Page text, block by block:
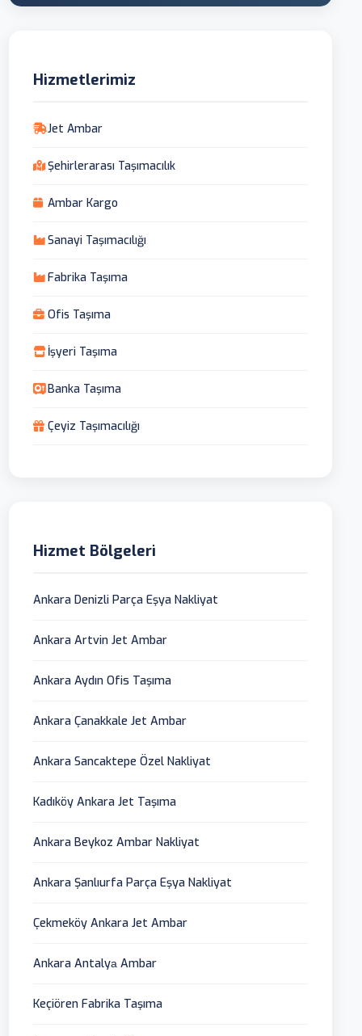
Hizmetlerimiz
Jet Ambar
Şehirlerarası Taşımacılık
Ambar Kargo
Sanayi Taşımacılığı
Fabrika Taşıma
Ofis Taşıma
İşyeri Taşıma
Banka Taşıma
Çeyiz Taşımacılığı
Hizmet Bölgeleri
Ankara Denizli Parça Eşya Nakliyat
Ankara Artvin Jet Ambar
Ankara Aydın Ofis Taşıma
Ankara Çanakkale Jet Ambar
Ankara Sancaktepe Özel Nakliyat
Kadıköy Ankara Jet Taşıma
Ankara Beykoz Ambar Nakliyat
Ankara Şanlıurfa Parça Eşya Nakliyat
Çekmeköy Ankara Jet Ambar
Ankara Antalyа Ambar
Keçiören Fabrika Taşıma